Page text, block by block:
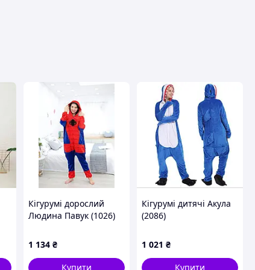
Кігурумі дорослий
Людина Павук (1026)
1 134 ₴
Купити
Кігурумі дитячі Акула
(2086)
1 021 ₴
Купити